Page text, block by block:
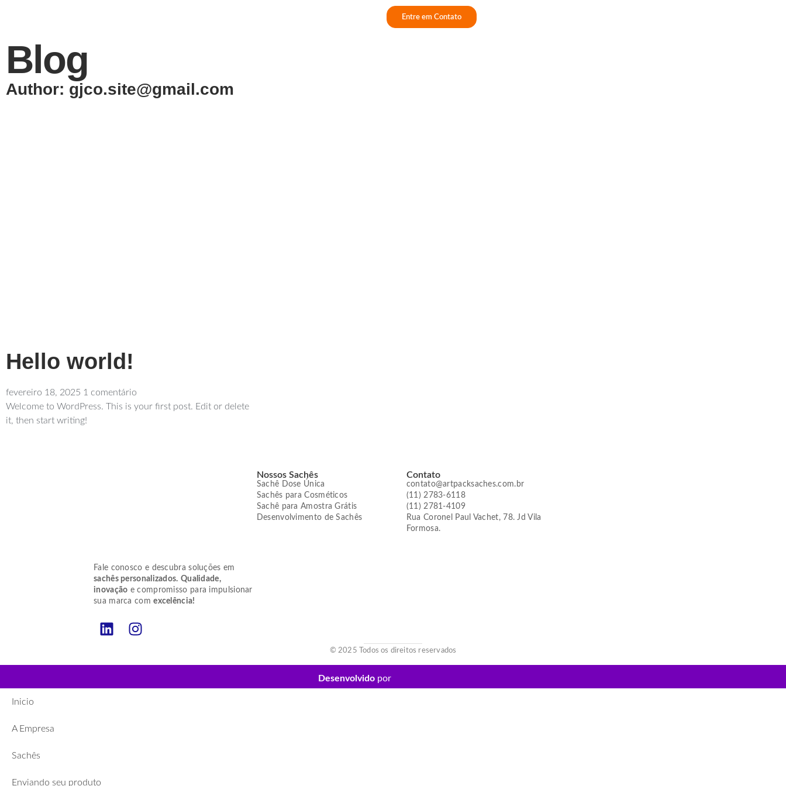
Entre em Contato
Blog
Author: gjco.site@gmail.com
Hello world!
fevereiro 18, 2025 1 comentário
Welcome to WordPress. This is your first post. Edit or delete
it, then start writing!
Fale conosco e descubra soluções em
sachês personalizados. Qualidade,
inovação e compromisso para impulsionar
sua marca comexcelência!
Nossos Sachês
Sachê Dose Única
Sachês para Cosméticos
Sachê para Amostra Grátis
Desenvolvimento de Sachês
Contato
contato@artpacksaches.com.br
(11) 2783-6118
(11) 2781-4109
Rua Coronel Paul Vachet, 78. Jd Vila
Formosa.
© 2025 Todos os direitos reservados
Desenvolvido por
Inicio
A Empresa
Sachês
Enviando seu produto